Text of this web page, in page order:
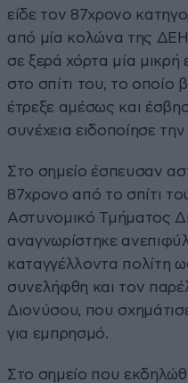
είδε τον 87χρονο
από μία κολώνα της
σε ξερά χόρτα μία μικρή
στο σπίτι του, το οποίο
έτρεξε αμέσως και
συνέχεια ειδοποίησε
Στο σημείο έσπευσαν
87χρονο από το σπίτι
Αστυνομικό Τμήματος
αναγνωρίστηκε
καταγγέλλοντα πολίτη
συνελήφθη και τον
Διονύσου, που
για εμπρησμό.
Στο σημείο που